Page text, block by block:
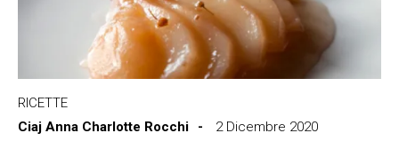
RICETTE
Ciaj Anna Charlotte Rocchi
2 Dicembre 2020